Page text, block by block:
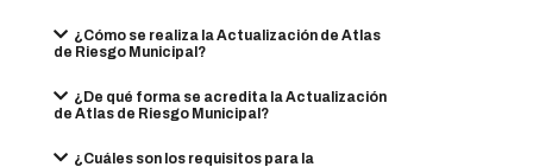
¿Cómo se realiza la Actualización de Atlas
de Riesgo Municipal?
¿De qué forma se acredita la Actualización
de Atlas de Riesgo Municipal?
¿Cuáles son los requisitos para la